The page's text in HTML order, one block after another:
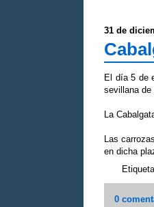
31 de
El día 5 de
sevillana de
La
Las
en dicha
0